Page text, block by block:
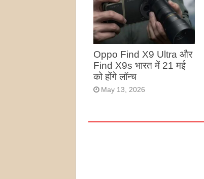
Oppo Find X9 Ultra और
Find X9s भारत में 21 मई
को होंगे लॉन्च
May 13, 2026